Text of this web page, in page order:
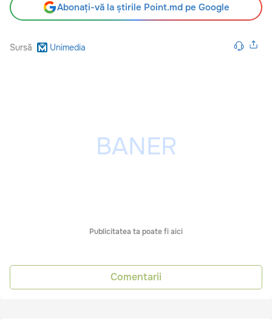
Abonați-vă la știrile Point.md pe Google
Sursă Unimedia
Publicitatea ta poate fi aici
Comentarii